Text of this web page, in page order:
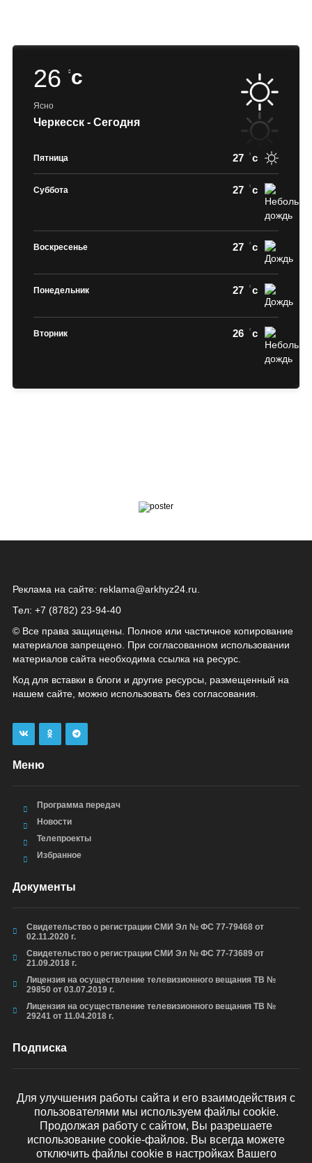
26 c
Ясно
Черкесск - Сегодня
Пятница 27 c
Суббота 27 c
Воскресенье 27 c
Понедельник 27 c
Вторник 26 c
Реклама на сайте: reklama@arkhyz24.ru
Тел: +7 (8782) 23‑94‑40
© Все права защищены. Полное или частичное копирование
материалов запрещено. При согласованном использовании
материалов сайта необходима ссылка на ресурс.
Код для вставки в блоги и другие ресурсы, размещенный на
нашем сайте, можно использовать без согласования.
Меню
Программа передач
Новости
Телепроекты
Избранное
Документы
Свидетельство о регистрации СМИ Эл № ФС 77-79468 от
02.11.2020 г.
Свидетельство о регистрации СМИ Эл № ФС 77-73689 от
21.09.2018 г.
Лицензия на осуществление телевизионного вещания ТВ №
29850 от 03.07.2019 г.
Лицензия на осуществление телевизионного вещания ТВ №
29241 от 11.04.2018 г.
Подписка
ОТПРАВИТЬ
Для улучшения работы сайта и его взаимодействия с
пользователями мы используем файлы cookie.
Продолжая работу с сайтом, Вы разрешаете
использование cookie-файлов. Вы всегда можете
отключить файлы cookie в настройках Вашего